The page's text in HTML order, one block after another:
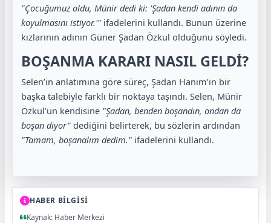
"Çocuğumuz oldu, Münir dedi ki: 'Şadan kendi adının da
koyulmasını istiyor.'" ifadelerini kullandı. Bunun üzerine
kızlarının adının Güner Şadan Özkul olduğunu söyledi.
BOŞANMA KARARI NASIL GELDİ?
Selen’in anlatımına göre süreç, Şadan Hanım’ın bir
başka talebiyle farklı bir noktaya taşındı. Selen, Münir
Özkul’un kendisine "Şadan, benden boşandın, ondan da
boşan diyor" dediğini belirterek, bu sözlerin ardından
"Tamam, boşanalım dedim." ifadelerini kullandı.
HABER BİLGİSİ
Kaynak: Haber Merkezi